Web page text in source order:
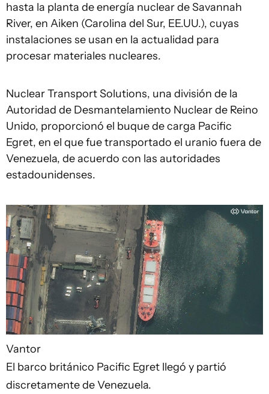
hasta la planta de energía nuclear de Savannah
River, en Aiken (Carolina del Sur, EE.UU.), cuyas
instalaciones se usan en la actualidad para
procesar materiales nucleares.
Nuclear Transport Solutions, una división de la
Autoridad de Desmantelamiento Nuclear de Reino
Unido, proporcionó el buque de carga Pacific
Egret, en el que fue transportado el uranio fuera de
Venezuela, de acuerdo con las autoridades
estadounidenses.
Vantor
El barco británico Pacific Egret llegó y partió
discretamente de Venezuela.